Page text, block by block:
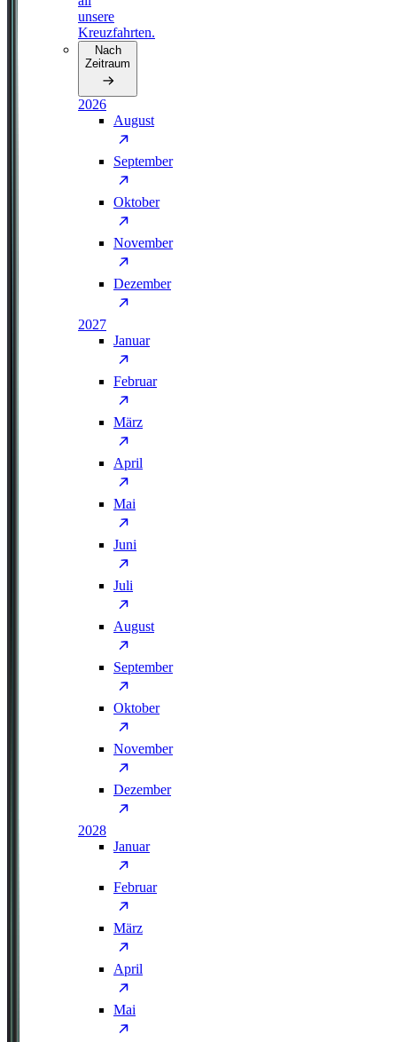
unsere
Kreuzfahrten.
Nach
Zeitraum
2026
August
September
Oktober
November
Dezember
2027
Januar
Februar
März
April
Mai
Juni
Juli
August
September
Oktober
November
Dezember
2028
Januar
Februar
März
April
Mai